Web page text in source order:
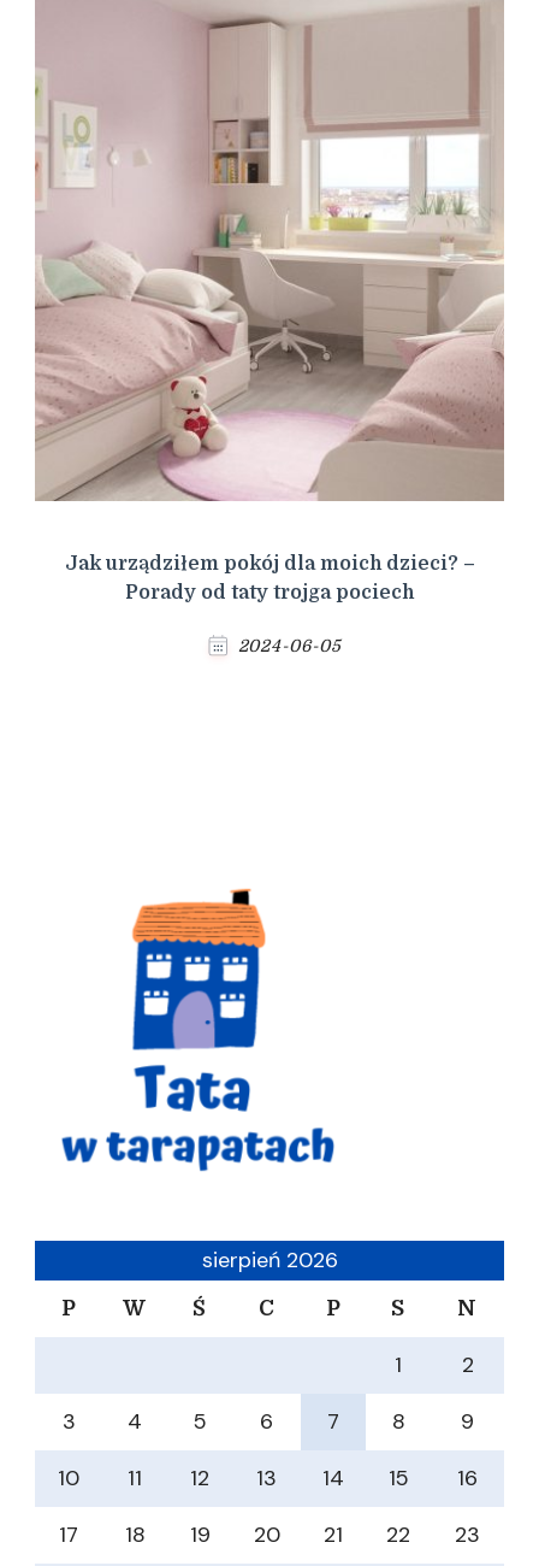
Jak urządziłem pokój dla moich dzieci? –
Porady od taty trojga pociech
2024-06-05
sierpień 2026
P W Ś C P S N
1
2
3
4 5 6 7 8
9
10
11 12 13 14 15
16
17
18 19 20 21 22 23